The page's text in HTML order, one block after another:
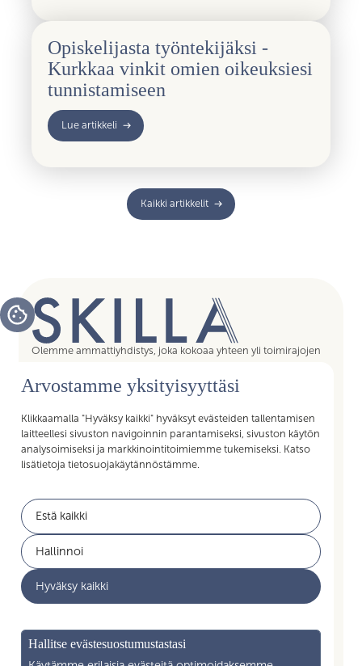
Opiskelijasta työntekijäksi -
Kurkkaa vinkit omien oikeuksiesi
tunnistamiseen
Lue artikkeli
Kaikki artikkelit
Arvostamme yksityisyyttäsi
Klikkaamalla "Hyväksy kaikki" hyväksyt evästeiden tallentamisen
laitteellesi sivuston navigoinnin parantamiseksi, sivuston käytön
analysoimiseksi ja markkinointitoimiemme tukemiseksi. Katso
lisätietoja tietosuojakäytännöstämme.
Estä kaikki
Hallinnoi
Hyväksy kaikki
Hallitse evästesuostumustastasi
Olemme ammattiyhdistys, joka kokoaa yhteen yli toimirajojen
esihenkilöt ja päälliköt – kaikki sujuvan arjen mahdollistajat.
Liittymällä Skillan jäseneksi saat Akavan Erityisalojen liiton
palvelut käyttöösi. Liity Skillaan, liity liittoon!
Pikalinkit
Jäsenyys
Työelämän palvelut
Ajankohtaista
Yhteystiedot